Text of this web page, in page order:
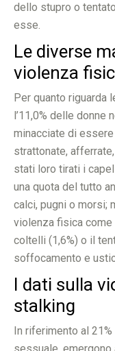
dello stupro o
esse.
Le diverse
violenza
Per quanto riguarda
l’11,0% delle donne
minacciate di
strattonate,
stati loro tirati i
una quota del tutto
calci, pugni o morsi;
violenza fisica come
coltelli (1,6%) o il
soffocamento e
I dati sulla
stalking
In riferimento al